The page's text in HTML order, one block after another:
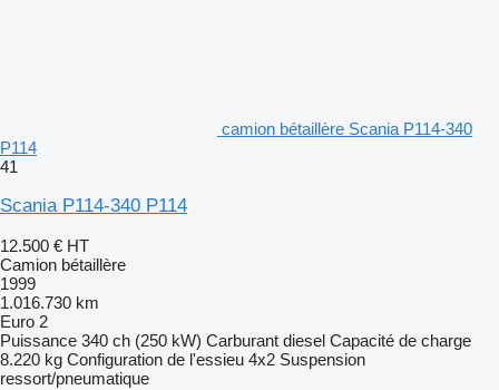
camion bétaillère Scania P114-340
P114
41
Scania P114-340 P114
12.500 € HT
Camion bétaillère
1999
1.016.730 km
Euro 2
Puissance 340 ch (250 kW) Carburant diesel Capacité de charge
8.220 kg Configuration de l'essieu 4x2 Suspension
ressort/pneumatique